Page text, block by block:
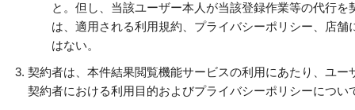
と。但し、当該ユーザー本人が当該登録作業等の代行
は、適用される利用規約、プライバシーポリシー、店
はない。
契約者は、本件結果閲覧機能サービスの利用にあたり、ユ
契約者における利用目的およびプライバシーポリシーにつ